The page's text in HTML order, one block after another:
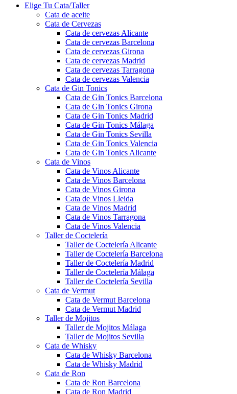
Elige Tu Cata/Taller
Cata de aceite
Cata de Cervezas
Cata de cervezas Alicante
Cata de cervezas Barcelona
Cata de cervezas Girona
Cata de cervezas Madrid
Cata de cervezas Tarragona
Cata de cervezas Valencia
Cata de Gin Tonics
Cata de Gin Tonics Barcelona
Cata de Gin Tonics Girona
Cata de Gin Tonics Madrid
Cata de Gin Tonics Málaga
Cata de Gin Tonics Sevilla
Cata de Gin Tonics Valencia
Cata de Gin Tonics Alicante
Cata de Vinos
Cata de Vinos Alicante
Cata de Vinos Barcelona
Cata de Vinos Girona
Cata de Vinos Lleida
Cata de Vinos Madrid
Cata de Vinos Tarragona
Cata de Vinos Valencia
Taller de Coctelería
Taller de Coctelería Alicante
Taller de Coctelería Barcelona
Taller de Coctelería Madrid
Taller de Coctelería Málaga
Taller de Coctelería Sevilla
Cata de Vermut
Cata de Vermut Barcelona
Cata de Vermut Madrid
Taller de Mojitos
Taller de Mojitos Málaga
Taller de Mojitos Sevilla
Cata de Whisky
Cata de Whisky Barcelona
Cata de Whisky Madrid
Cata de Ron
Cata de Ron Barcelona
Cata de Ron Madrid